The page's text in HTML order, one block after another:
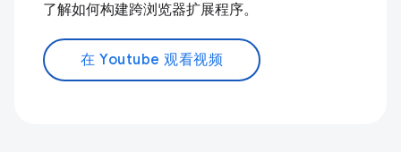
了解如何构建跨浏览器扩展程序。
在 Youtube 观看视频